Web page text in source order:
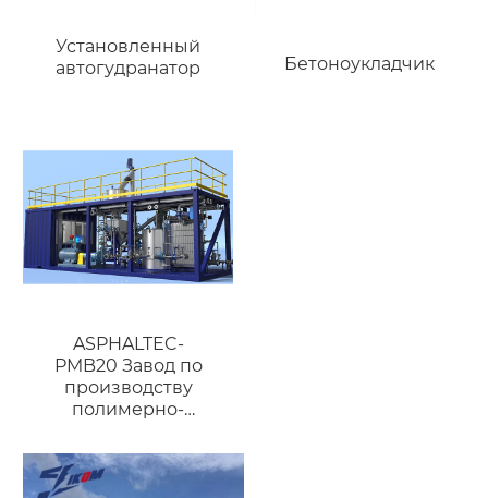
Установленный
автогудранатор
Бетоноукладчик
ASPHALTEC-
PMB20 Завод по
производству
полимерно-
битума